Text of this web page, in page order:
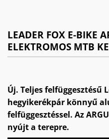
LEADER FOX E-BIKE
ELEKTROMOS MTB
Új. Teljes felfüggesztésű
hegyikerékpár könnyű
felfüggesztéssel. Az
nyújt a terepre.